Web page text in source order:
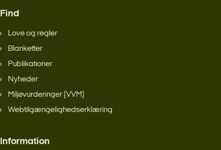
Find
Love og regler
Blanketter
Publikationer
Nyheder
Miljøvurderinger (VVM)
Webtilgængelighedserklæring
Information